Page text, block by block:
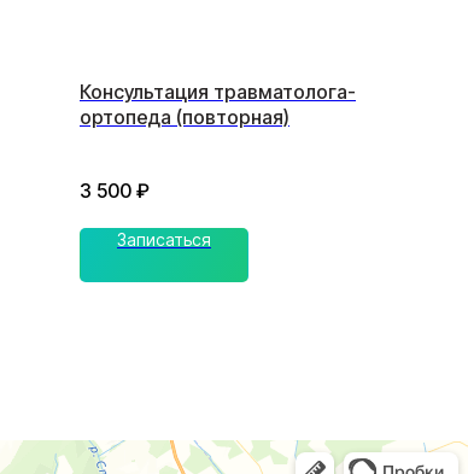
Консультация травматолога-
ортопеда (повторная)
3 500 ₽
Записаться